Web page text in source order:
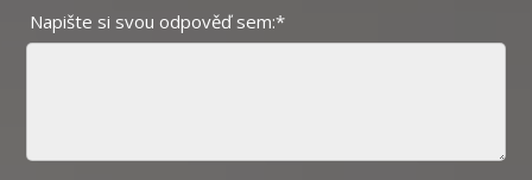
Napište si svou odpověď sem:*